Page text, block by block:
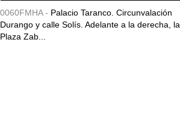
0060FMHA - Palacio Taranco. Circunvalación
Durango y calle Solís. Adelante a la derecha, la
Plaza Zab...